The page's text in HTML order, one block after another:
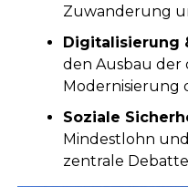
Zuwanderung
Digitalisierung
den Ausbau der
Modernisierung
Soziale
Mindestlohn
zentrale